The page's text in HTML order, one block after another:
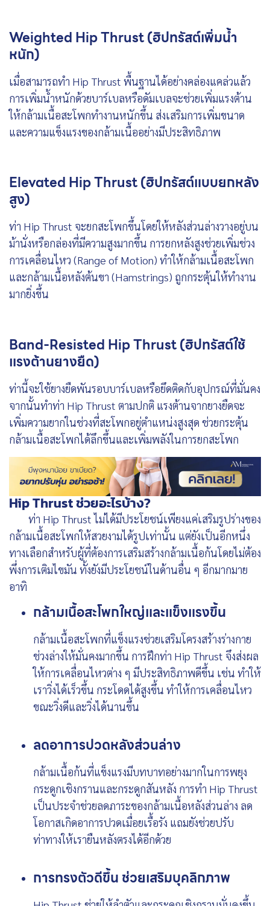
Weighted Hip Thrust (ฮิปทรัสต์เพิ่มน้ำ
หนัก)
เมื่อสามารถทำ Hip Thrust พื้นฐานได้อย่างคล่องแคล่วแล้ว
การเพิ่มน้ำหนักด้วยบาร์เบลหรือดัมเบลจะช่วยเพิ่มแรงต้าน
ให้กล้ามเนื้อสะโพกทำงานหนักขึ้น ส่งเสริมการเพิ่มขนาด
และความแข็งแรงของกล้ามเนื้ออย่างมีประสิทธิภาพ
Elevated Hip Thrust (ฮิปทรัสต์แบบยกหลัง
สูง)
ท่า Hip Thrust จะยกสะโพกขึ้นโดยให้หลังส่วนล่างวางอยู่บน
ม้านั่งหรือกล่องที่มีความสูงมากขึ้น การยกหลังสูงช่วยเพิ่มช่วง
การเคลื่อนไหว (Range of Motion) ทำให้กล้ามเนื้อสะโพก
และกล้ามเนื้อหลังต้นขา (Hamstrings) ถูกกระตุ้นให้ทำงาน
มากยิ่งขึ้น
Band-Resisted Hip Thrust (ฮิปทรัสต์ใช้
แรงต้านยางยืด)
ท่านี้จะใช้ยางยืดพันรอบบาร์เบลหรือยึดติดกับอุปกรณ์ที่มั่นคง
จากนั้นทำท่า Hip Thrust ตามปกติ แรงต้านจากยางยืดจะ
เพิ่มความยากในช่วงที่สะโพกอยู่ตำแหน่งสูงสุด ช่วยกระตุ้น
กล้ามเนื้อสะโพกได้ลึกขึ้นและเพิ่มพลังในการยกสะโพก
Hip Thrust ช่วยอะไรบ้าง?
ท่า Hip Thrust ไม่ได้มีประโยชน์เพียงแค่เสริมรูปร่างของ
กล้ามเนื้อสะโพกให้สวยงามได้รูปเท่านั้น แต่ยังเป็นอีกหนึ่ง
ทางเลือกสำหรับผู้ที่ต้องการเสริมสร้างกล้ามเนื้อก้นโดยไม่ต้อง
พึ่งการเติมไขมัน ทั้งยังมีประโยชน์ในด้านอื่น ๆ อีกมากมาย
อาทิ
กล้ามเนื้อสะโพกใหญ่และแข็งแรงขึ้น
กล้ามเนื้อสะโพกที่แข็งแรงช่วยเสริมโครงสร้างร่างกาย
ช่วงล่างให้มั่นคงมากขึ้น การฝึกท่า Hip Thrust จึงส่งผล
ให้การเคลื่อนไหวต่าง ๆ มีประสิทธิภาพดีขึ้น เช่น ทำให้
เราวิ่งได้เร็วขึ้น กระโดดได้สูงขึ้น ทำให้การเคลื่อนไหว
ขณะวิ่งดีและวิ่งได้นานขึ้น
ลดอาการปวดหลังส่วนล่าง
กล้ามเนื้อก้นที่แข็งแรงมีบทบาทอย่างมากในการพยุง
กระดูกเชิงกรานและกระดูกสันหลัง การทำ Hip Thrust
เป็นประจำช่วยลดภาระของกล้ามเนื้อหลังส่วนล่าง ลด
โอกาสเกิดอาการปวดเมื่อยเรื้อรัง แถมยังช่วยปรับ
ท่าทางให้เรายืนหลังตรงได้อีกด้วย
การทรงตัวดีขึ้น ช่วยเสริมบุคลิกภาพ